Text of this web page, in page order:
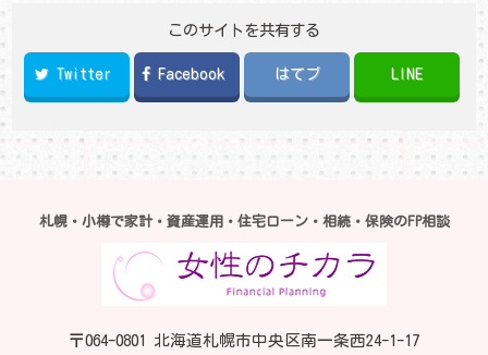
このサイトを共有する
Twitter Facebook はてブ LINE
札幌・小樽で家計・資産運用・住宅ローン・相続・保険のFP相談
〒064-0801 北海道札幌市中央区南一条西24-1-17